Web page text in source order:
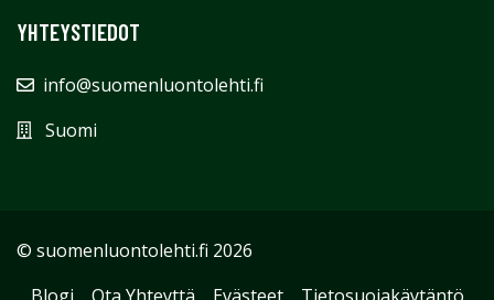
YHTEYSTIEDOT
info@suomenluontolehti.fi
Suomi
© suomenluontolehti.fi 2026